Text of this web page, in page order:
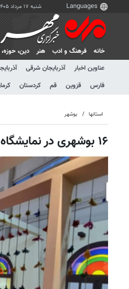
شنبه ۱۷ مرداد ۱۴۰۵
خانه فرهنگ و ادب هنر دين،
عناوین اخبار
آذربایجان شرقی
فارس
قزوین قم کردستان
استانها بوشهر
۱۶ بوشهری در نمایشگاه ملی صنایع‌دستی تهران حضور دارند